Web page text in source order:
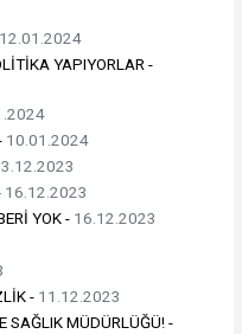
12.01.2024
YAPIYORLAR -
10.01.2024
16.12.2023
YOK - 16.12.2023
- 11.12.2023
SAĞLIK MÜDÜRLÜĞÜ! -